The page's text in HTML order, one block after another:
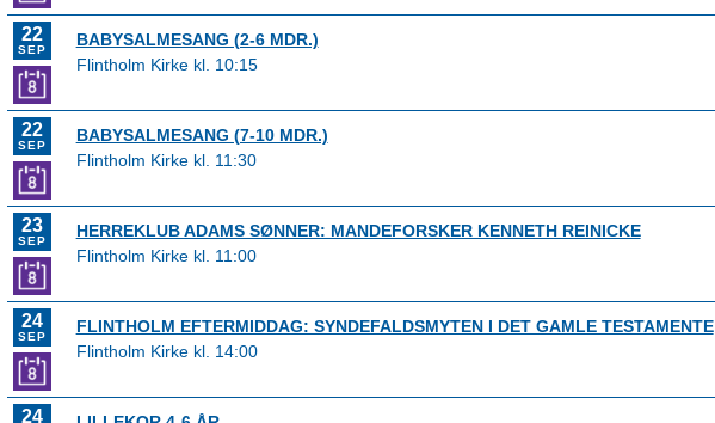
22
SEP
BABYSALMESANG (2-6 MDR.)
Flintholm Kirke kl. 10:15
22
SEP
BABYSALMESANG (7-10 MDR.)
Flintholm Kirke kl. 11:30
23
SEP
HERREKLUB ADAMS SØNNER: MANDEFORSKER KENNETH REINICKE
Flintholm Kirke kl. 11:00
24
SEP
FLINTHOLM EFTERMIDDAG: SYNDEFALDSMYTEN I DET GAMLE TESTAMENTE
Flintholm Kirke kl. 14:00
24